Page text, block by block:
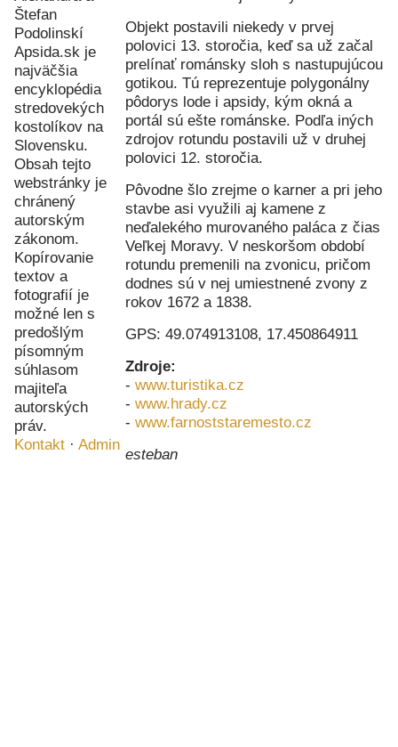
Objekt postavili niekedy v prvej
polovici 13. storočia, keď sa už začal
prelínať románsky sloh s nastupujúcou
gotikou. Tú reprezentuje polygonálny
pôdorys lode i apsidy, kým okná a
portál sú ešte románske. Podľa iných
zdrojov rotundu postavili už v druhej
polovici 12. storočia.
Pôvodne šlo zrejme o karner a pri jeho
stavbe asi využili aj kamene z
neďalekého murovaného paláca z čias
Veľkej Moravy. V neskoršom období
rotundu premenili na zvonicu, pričom
dodnes sú v nej umiestnené zvony z
rokov 1672 a 1838.
GPS: 49.074913108, 17.450864911
Zdroje:
- www.turistika.cz
- www.hrady.cz
- www.farnoststaremesto.cz
esteban
Štefan
Podolinskí
Apsida.sk je
najväčšia
encyklopédia
stredovekých
kostolíkov na
Slovensku.
Obsah tejto
webstránky je
chránený
autorským
zákonom.
Kopírovanie
textov a
fotografií je
možné len s
predošlým
písomným
súhlasom
majiteľa
autorských
práv.
Kontakt · Admin